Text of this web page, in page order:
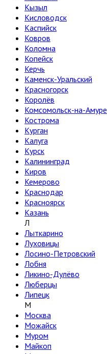
Кызыл
Кисловодск
Каспийск
Ковров
Коломна
Копейск
Керчь
Каменск-Уральский
Красногорск
Королёв
Комсомольск-на-Амуре
Кострома
Курган
Калуга
Курск
Калининград
Киров
Кемерово
Краснодар
Красноярск
Казань
Л
Лыткарино
Луховицы
Лосино-Петровский
Лобня
Ликино-Дулёво
Люберцы
Липецк
М
Москва
Можайск
Муром
Майкоп